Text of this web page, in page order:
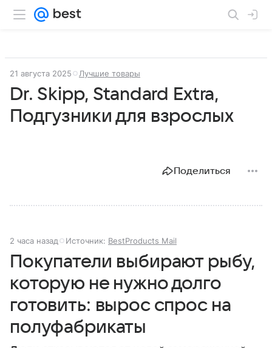
21 августа 2025 Лучшие товары
Dr. Skipp, Standard Extra,
Подгузники для взрослых
Поделиться
2 часа назад Источник: BestProducts Mail
Покупатели выбирают рыбу,
которую не нужно долго
готовить: вырос спрос на
полуфабрикаты